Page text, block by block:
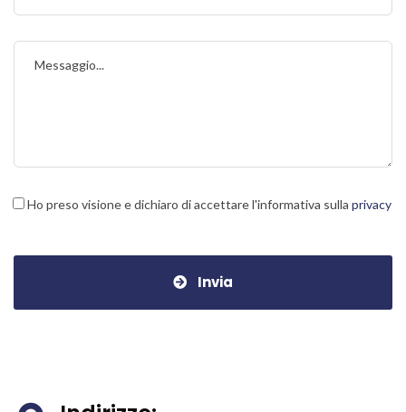
Ho preso visione e dichiaro di accettare l'informativa sulla privacy
Invia